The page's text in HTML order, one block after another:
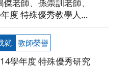
老師、孫崇訓老師、
度 特殊優秀教學人
就 教師榮譽
學年度 特殊優秀研究